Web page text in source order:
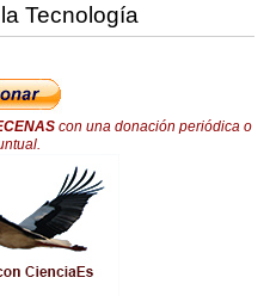
Tecnología
con una donación periódica o